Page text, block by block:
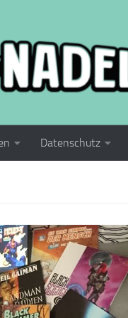
Datenschutz